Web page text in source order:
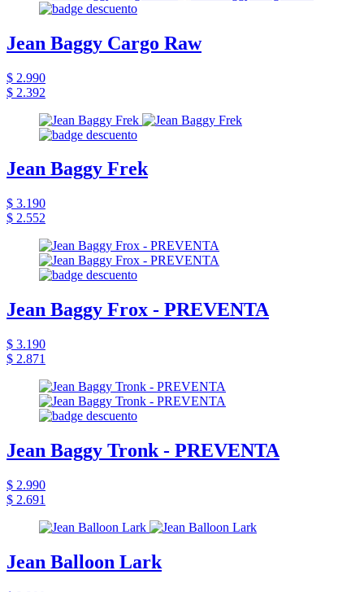
Jean Baggy Cargo Raw
$ 2.990
$ 2.392
Jean Baggy Frek
$ 3.190
$ 2.552
Jean Baggy Frox - PREVENTA
$ 3.190
$ 2.871
Jean Baggy Tronk - PREVENTA
$ 2.990
$ 2.691
Jean Balloon Lark